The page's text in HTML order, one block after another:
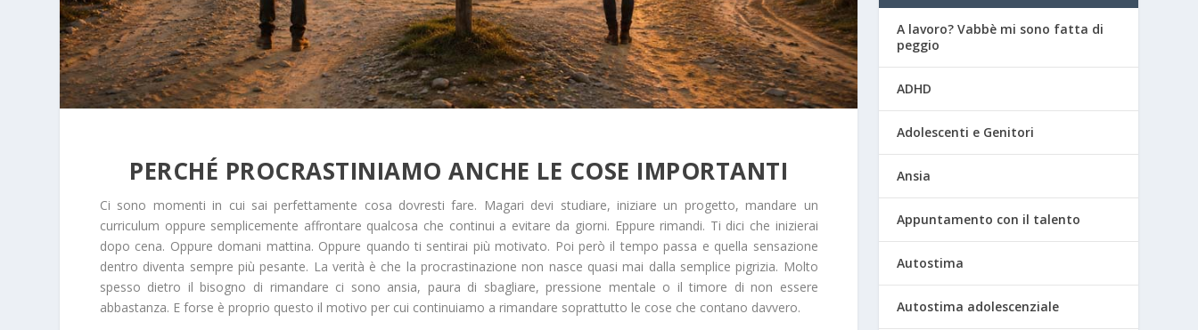
PERCHÉ PROCRASTINIAMO ANCHE LE COSE IMPORTANTI
Ci sono momenti in cui sai perfettamente cosa dovresti fare. Magari devi studiare, iniziare un progetto, mandare un
curriculum oppure semplicemente affrontare qualcosa che continui a evitare da giorni. Eppure rimandi. Ti dici che inizierai
dopo cena. Oppure domani mattina. Oppure quando ti sentirai più motivato. Poi però il tempo passa e quella sensazione
dentro diventa sempre più pesante. La verità è che la procrastinazione non nasce quasi mai dalla semplice pigrizia. Molto
spesso dietro il bisogno di rimandare ci sono ansia, paura di sbagliare, pressione mentale o il timore di non essere
abbastanza. E forse è proprio questo il motivo per cui continuiamo a rimandare soprattutto le cose che contano davvero.
A lavoro? Vabbè mi sono fatta di
peggio
ADHD
Adolescenti e Genitori
Ansia
Appuntamento con il talento
Autostima
Autostima adolescenziale